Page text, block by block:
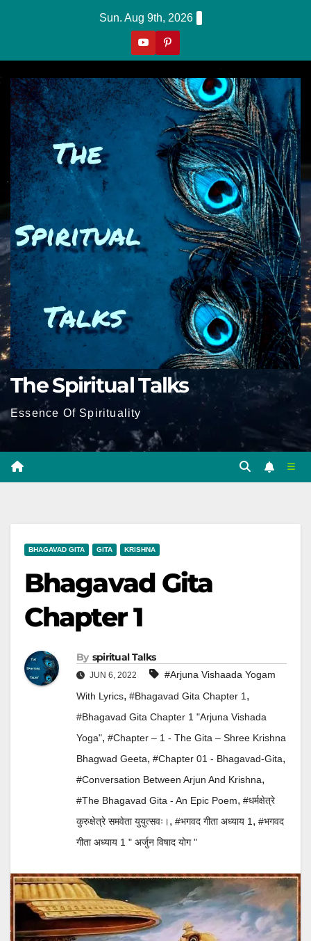
Sun. Aug 9th, 2026
The Spiritual Talks
Essence Of Spirituality
BHAGAVAD GITA GITA KRISHNA
Bhagavad Gita
Chapter 1
By Spiritual Talks
JUN 6, 2022
#Arjuna Vishaada Yogam
With Lyrics, #Bhagavad Gita Chapter 1 ,
#Bhagavad Gita Chapter 1 "Arjuna Vishada
Yoga", #Chapter – 1 - The Gita – Shree Krishna
Bhagwad Geeta, #Chapter 01 - Bhagavad-Gita,
#Conversation Between Arjun And Krishna,
#The Bhagavad Gita - An Epic Poem, #धर्मक्षेत्रे
कुरुक्षेत्रे समवेता युयुत्सवः।, #भगवद गीता अध्याय 1 , #भगवद
गीता अध्याय 1 " अर्जुन विषाद योग "